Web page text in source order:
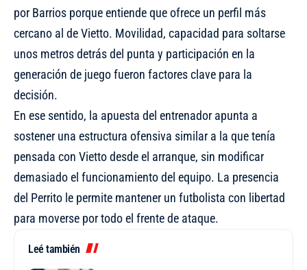
por Barrios porque entiende que ofrece un perfil más
cercano al de Vietto. Movilidad, capacidad para soltarse
unos metros detrás del punta y participación en la
generación de juego fueron factores clave para la
decisión.
En ese sentido, la apuesta del entrenador apunta a
sostener una estructura ofensiva similar a la que tenía
pensada con Vietto desde el arranque, sin modificar
demasiado el funcionamiento del equipo. La presencia
del Perrito le permite mantener un futbolista con libertad
para moverse por todo el frente de ataque.
Leé también